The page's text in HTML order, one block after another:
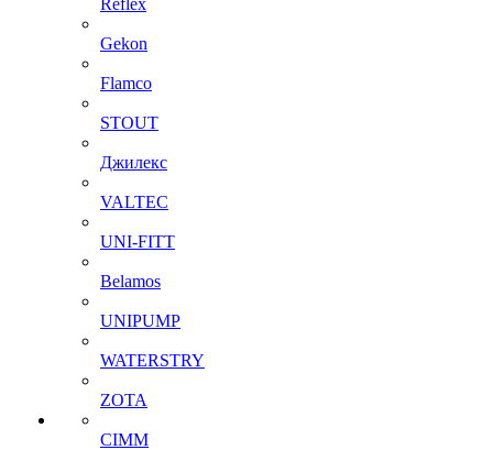
Reflex
Gekon
Flamco
STOUT
Джилекс
VALTEC
UNI-FITT
Belamos
UNIPUMP
WATERSTRY
ZOTA
CIMM